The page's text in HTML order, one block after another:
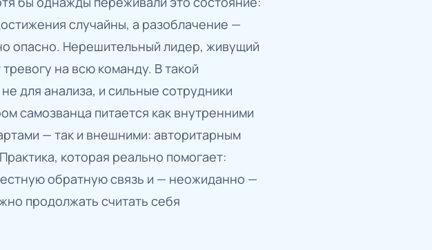
случайны, а разоблачение —
опасно. Нерешительный лидер, живущий
на всю команду. В такой
для анализа, и сильные сотрудники
самозванца питается как внутренними
— так и внешними: авторитарным
которая реально помогает:
обратную связь и — неожиданно —
продолжать считать себя